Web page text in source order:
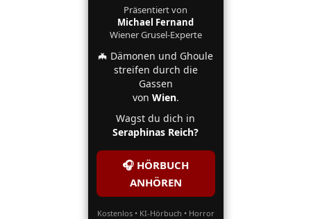
Präsentiert von
Michael Fernand
Wiener Grusel-Experte
🦇 Dämonen und Ghoule
streifen durch die
Gassen
von Wien.
Wagst du dich in
Seraphinas Reich?
🎧 HÖRBUCH
ANHÖREN
Kostenlos • KI-Hörbuch • Horror